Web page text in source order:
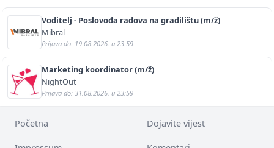
Voditelj - Poslovođa radova na gradilištu (m/ž)
Mibral
Prijava do: 19.08.2026. u 23:59
Marketing koordinator (m/ž)
NightOut
Prijava do: 31.08.2026. u 23:59
Početna Dojavite vijest